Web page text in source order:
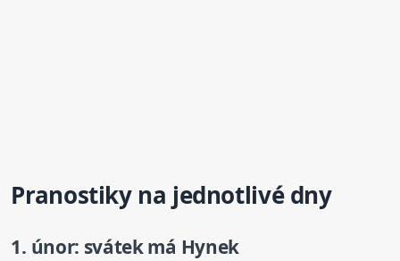
Pranostiky na jednotlivé dny
1. únor: svátek má Hynek